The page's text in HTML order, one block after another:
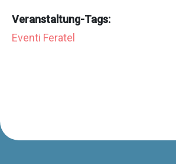
Veranstaltung-Tags:
Eventi Feratel